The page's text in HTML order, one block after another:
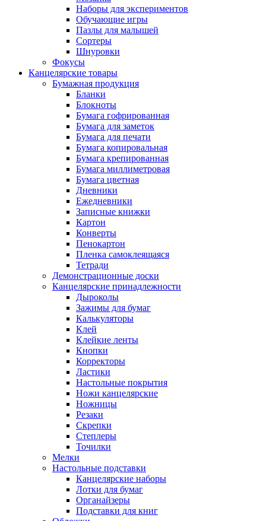
Наборы для экспериментов
Обучающие игры
Пазлы для малышей
Сортеры
Шнуровки
Фокусы
Канцелярские товары
Бумажная продукция
Бланки
Блокноты
Бумага гофрированная
Бумага для заметок
Бумага для печати
Бумага копировальная
Бумага крепированная
Бумага миллиметровая
Бумага цветная
Дневники
Ежедневники
Записные книжки
Картон
Конверты
Пенокартон
Пленка самоклеящаяся
Тетради
Демонстрационные доски
Канцелярские принадлежности
Дыроколы
Зажимы для бумаг
Калькуляторы
Клей
Клейкие ленты
Кнопки
Корректоры
Ластики
Настольные покрытия
Ножи канцелярские
Ножницы
Резаки
Скрепки
Степлеры
Точилки
Мелки
Настольные подставки
Канцелярские наборы
Лотки для бумаг
Органайзеры
Подставки для книг